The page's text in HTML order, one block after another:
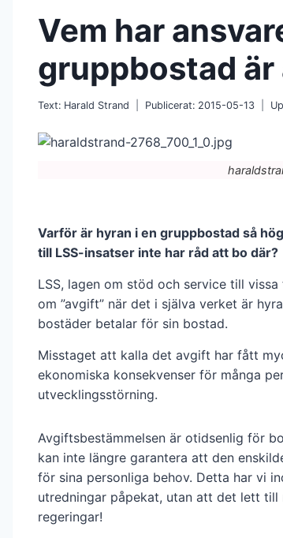
Vem har
gruppbostad
Text: Harald Strand Publicerat: 2015-05-13
Varför är hyran i en gruppbostad så
till LSS-insatser inte har råd att bo där?
LSS, lagen om stöd och service till
om ”avgift” när det i själva verket är
bostäder betalar för sin bostad.
Misstaget att kalla det avgift har fått
ekonomiska konsekvenser för många
utvecklingsstörning.
Avgiftsbestämmelsen är otidsenlig för
kan inte längre garantera att den
för sina personliga behov. Detta har vi
utredningar påpekat, utan att det lett till
regeringar!